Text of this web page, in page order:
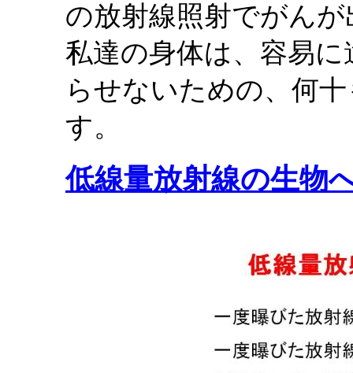
の放射線照射でがん
私達の身体は、容易
らせないための、何
す。
低線量放射線の生物